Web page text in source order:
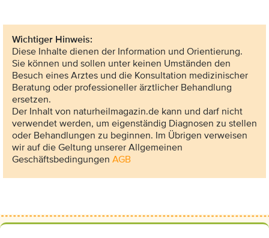
Wichtiger Hinweis:
Diese Inhalte dienen der Information und Orientierung.
Sie können und sollen unter keinen Umständen den
Besuch eines Arztes und die Konsultation medizinischer
Beratung oder professioneller ärztlicher Behandlung
ersetzen.
Der Inhalt von naturheilmagazin.de kann und darf nicht
verwendet werden, um eigenständig Diagnosen zu stellen
oder Behandlungen zu beginnen. Im Übrigen verweisen
wir auf die Geltung unserer Allgemeinen
Geschäftsbedingungen AGB